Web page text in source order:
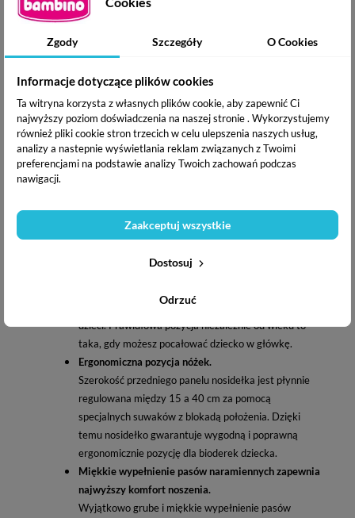
Prać w pralce w temperaturze 40 stopni C. Prać osobno.
Stosować delikatne środki piorące bez wybielaczy. Nie
suszyć w suszarce bębnowej. Nie prasować.
Cechy i zalety nosidełka BabyBjorn ONE:
4 pozycje noszenia z przodu oraz na plecach.
Możesz wybrać pozycję, która najbardziej odpowiada
Tobie i Twojemu dziecku: pozycja twarzą do opiekuna
Nosidełko ONE oferuje możliwość noszenia dziecka
zalecana dla noworodków o wadze min. 3,5 kg.
opiekuna. Niższa przeznaczona jest dla starszych
dzieci. Prawidłowa pozycja niezależnie od wieku to
taka, gdy możesz pocałować dziecko w główkę.
Ergonomiczna pozycja nóżek.
Szerokość przedniego panelu nosidełka jest płynnie
regulowana między 15 a 40 cm za pomocą
specjalnych suwaków z blokadą położenia. Dzięki
temu nosidełko gwarantuje wygodną i poprawną
ergonomicznie pozycję dla bioderek dziecka.
Miękkie wypełnienie pasów naramiennych zapewnia
najwyższy komfort noszenia.
Wyjątkowo grube i miękkie wypełnienie pasów
Zgody Szczegóły O Cookies
Informacje dotyczące plików cookies
Ta witryna korzysta z własnych plików cookie, aby zapewnić Ci
najwyższy poziom doświadczenia na naszej stronie . Wykorzystujemy
również pliki cookie stron trzecich w celu ulepszenia naszych usług,
analizy a nastepnie wyświetlania reklam związanych z Twoimi
preferencjami na podstawie analizy Twoich zachowań podczas
nawigacji.
Odrzuć
Dostosuj
Zaakceptuj wszystkie